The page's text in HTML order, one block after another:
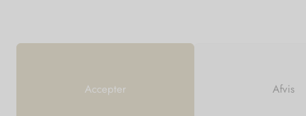
Accepter Afvis